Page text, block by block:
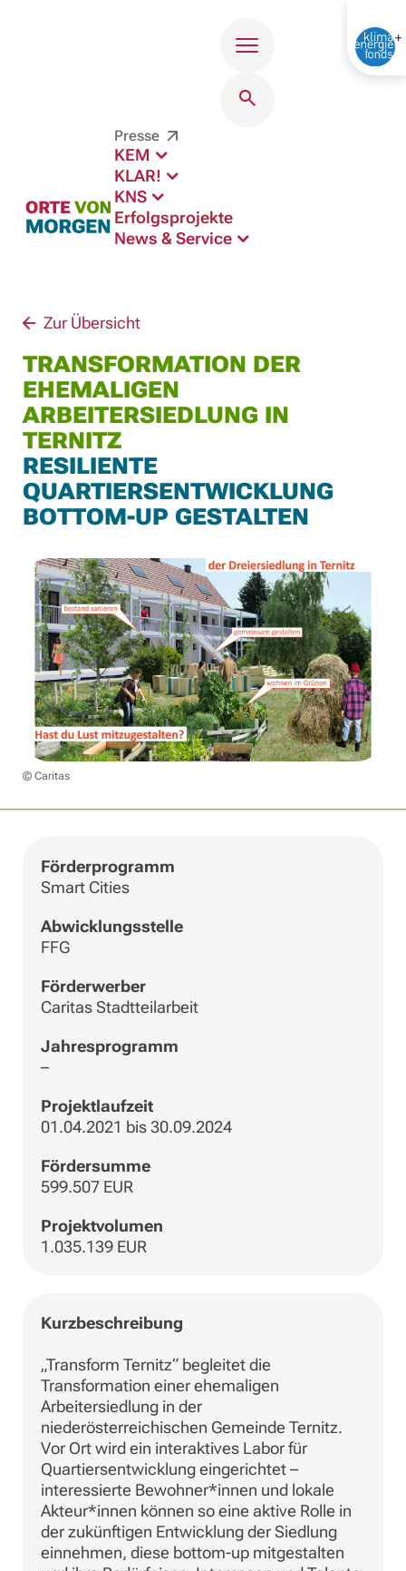
Presse
KEM
KLAR!
KNS
Erfolgsprojekte
News & Service
Zur Übersicht
TRANSFORMATION DER
EHEMALIGEN
ARBEITERSIEDLUNG IN
TERNITZ
RESILIENTE
QUARTIERSENTWICKLUNG
BOTTOM-UP GESTALTEN
© Caritas
Förderprogramm
Smart Cities
Abwicklungsstelle
FFG
Förderwerber
Caritas Stadtteilarbeit
Jahresprogramm
–
Projektlaufzeit
01.04.2021 bis 30.09.2024
Fördersumme
599.507 EUR
Projektvolumen
1.035.139 EUR
Kurzbeschreibung
„Transform Ternitz“ begleitet die
Transformation einer ehemaligen
Arbeitersiedlung in der
niederösterreichischen Gemeinde Ternitz.
Vor Ort wird ein interaktives Labor für
Quartiersentwicklung eingerichtet –
interessierte Bewohner*innen und lokale
Akteur*innen können so eine aktive Rolle in
der zukünftigen Entwicklung der Siedlung
einnehmen, diese bottom-up mitgestalten